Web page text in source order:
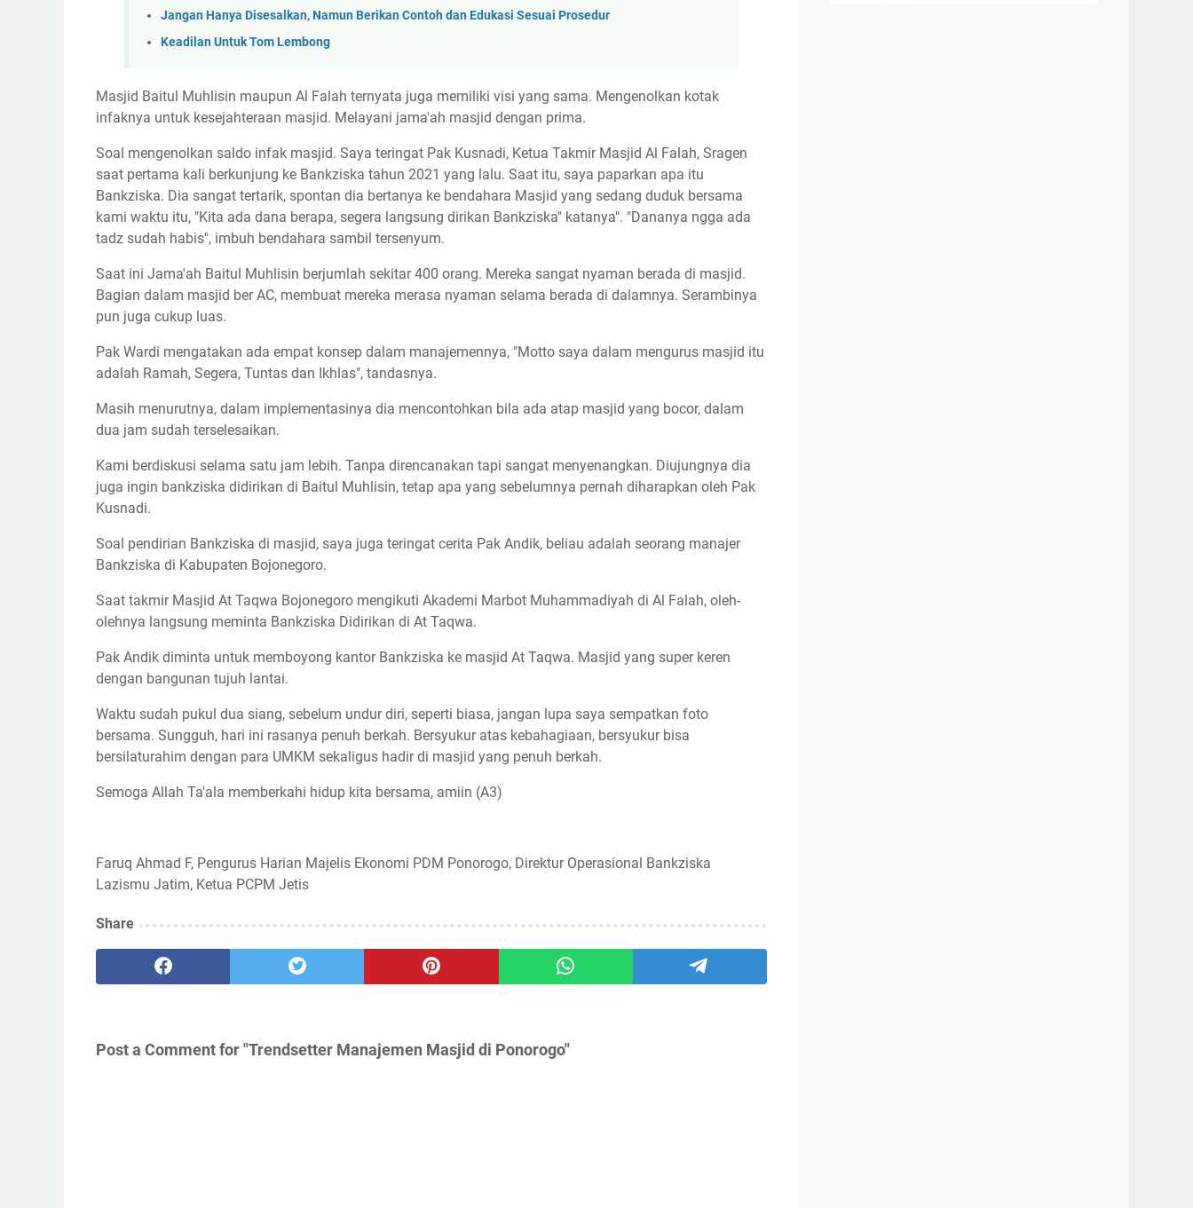
Jangan Hanya Disesalkan, Namun Berikan Contoh dan Edukasi Sesuai Prosedur
Keadilan Untuk Tom Lembong
Masjid Baitul Muhlisin maupun Al Falah ternyata juga memiliki visi yang sama. Mengenolkan kotak
infaknya untuk kesejahteraan masjid. Melayani jama'ah masjid dengan prima.
Soal mengenolkan saldo infak masjid. Saya teringat Pak Kusnadi, Ketua Takmir Masjid Al Falah, Sragen
saat pertama kali berkunjung ke Bankziska tahun 2021 yang lalu. Saat itu, saya paparkan apa itu
Bankziska. Dia sangat tertarik, spontan dia bertanya ke bendahara Masjid yang sedang duduk bersama
kami waktu itu, "Kita ada dana berapa, segera langsung dirikan Bankziska" katanya". "Dananya ngga ada
tadz sudah habis", imbuh bendahara sambil tersenyum.
Saat ini Jama'ah Baitul Muhlisin berjumlah sekitar 400 orang. Mereka sangat nyaman berada di masjid.
Bagian dalam masjid ber AC, membuat mereka merasa nyaman selama berada di dalamnya. Serambinya
pun juga cukup luas.
Pak Wardi mengatakan ada empat konsep dalam manajemennya, "Motto saya dalam mengurus masjid itu
adalah Ramah, Segera, Tuntas dan Ikhlas", tandasnya.
Masih menurutnya, dalam implementasinya dia mencontohkan bila ada atap masjid yang bocor, dalam
dua jam sudah terselesaikan.
Kami berdiskusi selama satu jam lebih. Tanpa direncanakan tapi sangat menyenangkan. Diujungnya dia
juga ingin bankziska didirikan di Baitul Muhlisin, tetap apa yang sebelumnya pernah diharapkan oleh Pak
Kusnadi.
Soal pendirian Bankziska di masjid, saya juga teringat cerita Pak Andik, beliau adalah seorang manajer
Bankziska di Kabupaten Bojonegoro.
Saat takmir Masjid At Taqwa Bojonegoro mengikuti Akademi Marbot Muhammadiyah di Al Falah, oleh-
olehnya langsung meminta Bankziska Didirikan di At Taqwa.
Pak Andik diminta untuk memboyong kantor Bankziska ke masjid At Taqwa. Masjid yang super keren
dengan bangunan tujuh lantai.
Waktu sudah pukul dua siang, sebelum undur diri, seperti biasa, jangan lupa saya sempatkan foto
bersama. Sungguh, hari ini rasanya penuh berkah. Bersyukur atas kebahagiaan, bersyukur bisa
bersilaturahim dengan para UMKM sekaligus hadir di masjid yang penuh berkah.
Semoga Allah Ta'ala memberkahi hidup kita bersama, amiin (A3)
Faruq Ahmad F, Pengurus Harian Majelis Ekonomi PDM Ponorogo, Direktur Operasional Bankziska
Lazismu Jatim, Ketua PCPM Jetis
Share
Post a Comment for "Trendsetter Manajemen Masjid di Ponorogo"